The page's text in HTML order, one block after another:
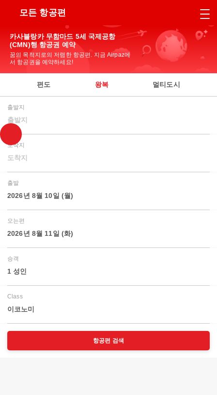
모든 항공편
카사블랑카 무함마드 5세 국제공항
(CMN)행 항공권 예약
꿈의 목적지로의 저렴한 항공편. 지금 Airpaz에
서 항공권을 예약하세요!
편도 왕복 멀티도시
출발지
출발지
도착지
도착지
출발
2026년 8월 10일 (월)
오는편
2026년 8월 11일 (화)
승객
1 성인
Class
이코노미
항공편 검색